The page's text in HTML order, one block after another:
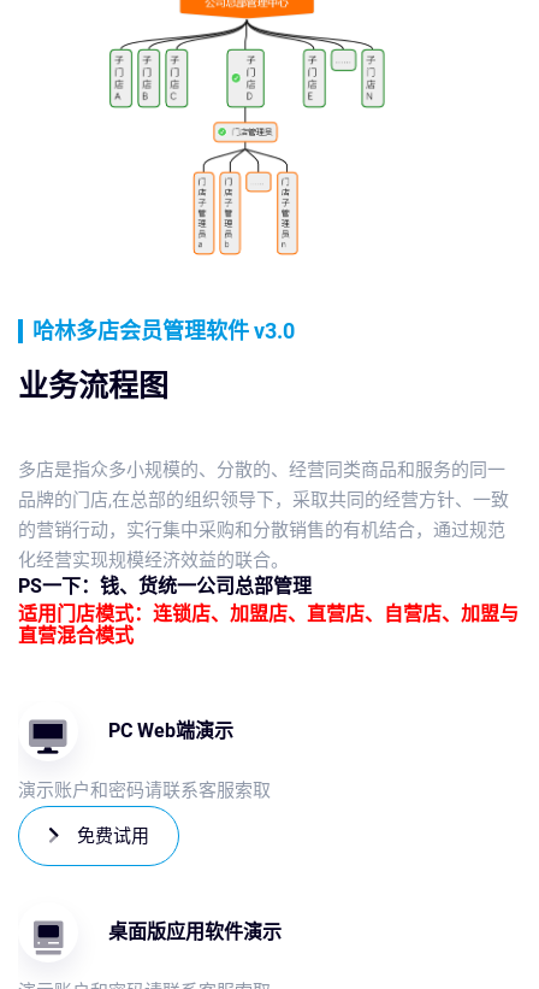
哈林多店会员管理软件 v3.0
业务流程图
多店是指众多小规模的、分散的、经营同类商品和服务的同一
品牌的门店,在总部的组织领导下，采取共同的经营方针、一致
的营销行动，实行集中采购和分散销售的有机结合，通过规范
化经营实现规模经济效益的联合。
PS一下：钱、货统一公司总部管理
适用门店模式：连锁店、加盟店、直营店、自营店、加盟与
直营混合模式
PC Web端演示
演示账户和密码请联系客服索取
免费试用
桌面版应用软件演示